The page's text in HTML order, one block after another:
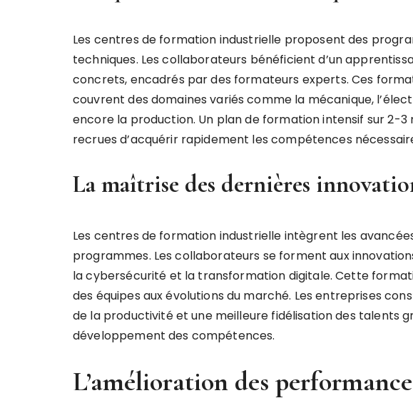
Les centres de formation industrielle proposent des
techniques. Les collaborateurs bénéficient d’un
concrets, encadrés par des formateurs experts. Ces
couvrent des domaines variés comme la mécanique,
encore la production. Un plan de formation intensif sur 2-3
recrues d’acquérir rapidement les compétences
La maîtrise des dernières
Les centres de formation industrielle intègrent les
programmes. Les collaborateurs se forment aux
la cybersécurité et la transformation digitale. Cette
des équipes aux évolutions du marché. Les entreprises
de la productivité et une meilleure fidélisation des talents
développement des compétences.
L’amélioration des